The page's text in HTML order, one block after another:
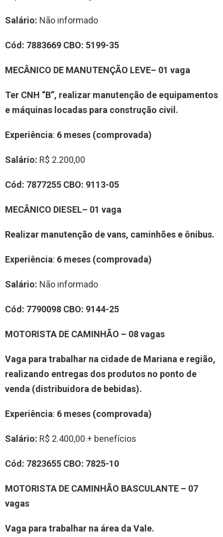
Salário: Não informado
Cód: 7883669 CBO: 5199-35
MECÂNICO DE MANUTENÇÃO LEVE– 01 vaga
Ter CNH “B”, realizar manutenção de equipamentos
e máquinas locadas para construção civil.
Experiência: 6 meses (comprovada)
Salário: R$ 2.200,00
Cód: 7877255 CBO: 9113-05
MECÂNICO DIESEL– 01 vaga
Realizar manutenção de vans, caminhões e ônibus.
Experiência: 6 meses (comprovada)
Salário: Não informado
Cód: 7790098 CBO: 9144-25
MOTORISTA DE CAMINHÃO – 08 vagas
Vaga para trabalhar na cidade de Mariana e região,
realizando entregas dos produtos no ponto de
venda (distribuidora de bebidas).
Experiência: 6 meses (comprovada)
Salário: R$ 2.400,00 + benefícios
Cód: 7823655 CBO: 7825-10
MOTORISTA DE CAMINHÃO BASCULANTE – 07
vagas
Vaga para trabalhar na área da Vale.